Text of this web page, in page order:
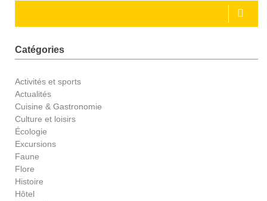
Catégories
Activités et sports
Actualités
Cuisine & Gastronomie
Culture et loisirs
Écologie
Excursions
Faune
Flore
Histoire
Hôtel